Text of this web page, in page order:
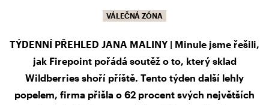
VÁLEČNÁ ZÓNA
TÝDENNÍ PŘEHLED JANA MALINY | Minule jsme řešili,
jak Firepoint pořádá soutěž o to, který sklad
Wildberries shoří příště. Tento týden další lehly
popelem, firma přišla o 62 procent svých největších